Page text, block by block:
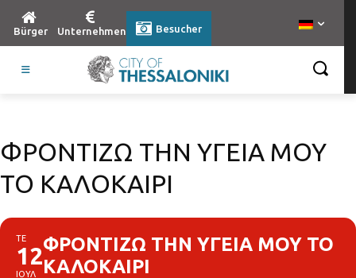
Bürger Unternehmen Besucher
ΦΡΟΝΤΙΖΩ ΤΗΝ ΥΓΕΙΑ ΜΟΥ
ΤΟ ΚΑΛΟΚΑΙΡΙ
ΤΕ
12
ΙΟΥΛ
ΦΡΟΝΤΙΖΩ ΤΗΝ ΥΓΕΙΑ ΜΟΥ ΤΟ
ΚΑΛΟΚΑΙΡΙ